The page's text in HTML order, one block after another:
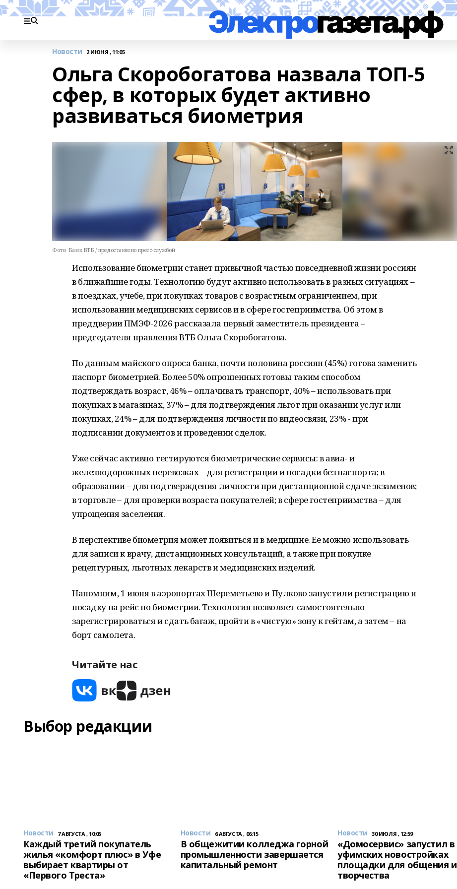
Новости 2 ИЮНЯ , 11:05
Ольга Скоробогатова назвала ТОП-5
сфер, в которых будет активно
развиваться биометрия
Фото: Банк ВТБ / предоставлено пресс-службой
Использование биометрии станет привычной частью повседневной жизни россиян
в ближайшие годы. Технологию будут активно использовать в разных ситуациях –
в поездках, учебе, при покупках товаров с возрастным ограничением, при
использовании медицинских сервисов и в сфере гостеприимства. Об этом в
преддверии ПМЭФ-2026 рассказала первый заместитель президента –
председателя правления ВТБ Ольга Скоробогатова.
По данным майского опроса банка, почти половина россиян (45%) готова заменить
паспорт биометрией. Более 50% опрошенных готовы таким способом
подтверждать возраст, 46% – оплачивать транспорт, 40% – использовать при
покупках в магазинах, 37% – для подтверждения льгот при оказании услуг или
покупках, 24% – для подтверждения личности по видеосвязи, 23% - при
подписании документов и проведении сделок.
Уже сейчас активно тестируются биометрические сервисы: в авиа- и
железнодорожных перевозках – для регистрации и посадки без паспорта; в
образовании – для подтверждения личности при дистанционной сдаче экзаменов;
в торговле – для проверки возраста покупателей; в сфере гостеприимства – для
упрощения заселения.
В перспективе биометрия может появиться и в медицине. Ее можно использовать
для записи к врачу, дистанционных консультаций, а также при покупке
рецептурных, льготных лекарств и медицинских изделий.
Напомним, 1 июня в аэропортах Шереметьево и Пулково запустили регистрацию и
посадку на рейс по биометрии. Технология позволяет самостоятельно
зарегистрироваться и сдать багаж, пройти в «чистую» зону к гейтам, а затем – на
борт самолета.
Читайте нас
Выбор редакции
Новости 7 АВГУСТА , 10:05
Каждый третий покупатель
жилья «комфорт плюс» в Уфе
выбирает квартиры от
«Первого Треста»
Новости 6 АВГУСТА , 06:15
В общежитии колледжа горной
промышленности завершается
капитальный ремонт
Новости 30 ИЮЛЯ , 12:59
«Домосервис» запустил в
уфимских новостройках
площадки для общения и
творчества